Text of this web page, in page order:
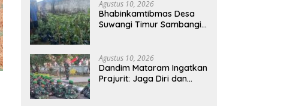
Pekat
Agustus 10, 2026
Bhabinkamtibmas Desa
Suwangi Timur Sambangi
Bersama Jaga Kamtibmas
Agustus 10, 2026
Dandim Mataram Ingatkan
Prajurit: Jaga Diri dan